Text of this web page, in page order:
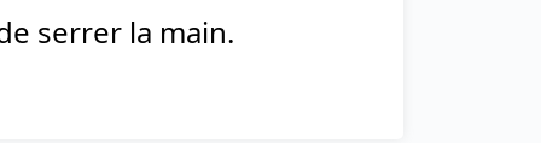
serrer la main.